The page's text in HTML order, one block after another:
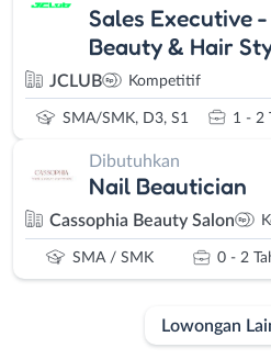
Sales Executive
Beauty & Hair
JCLUB Kompetitif
SMA/SMK, D3, S1 1 - 2
Dibutuhkan
Nail Beautician
Cassophia Beauty Salon
SMA / SMK 0 - 2
Lowongan